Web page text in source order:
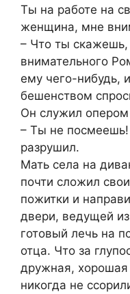
Ты на работе на
женщина, мне
– Что ты скажешь,
внимательного
ему чего-нибудь,
бешенством
Он служил
– Ты не
разрушил.
Мать села на
почти сложил
пожитки и
двери, ведущей
готовый лечь на
отца. Что за
дружная,
никогда не